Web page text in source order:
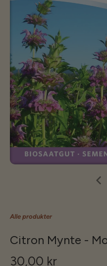
Alle produkter
Citron Mynte -
30,00 kr